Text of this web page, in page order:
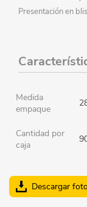
Presentación en
Medida
empaque
Cantidad por
caja
Descargar